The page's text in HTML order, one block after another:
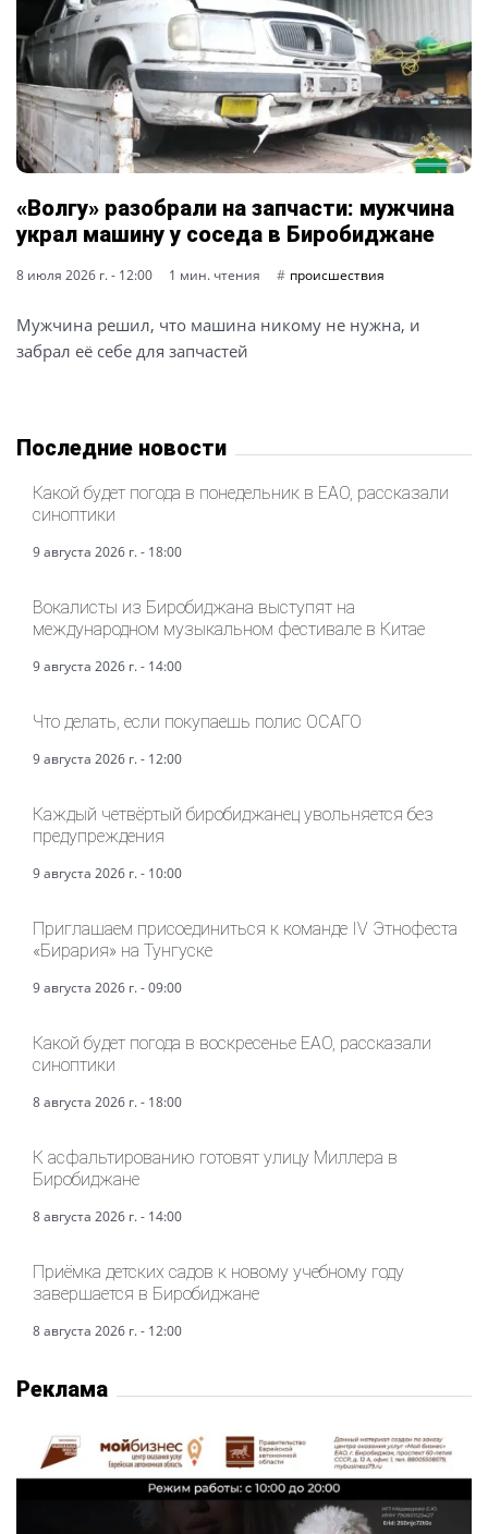
«Волгу» разобрали на запчасти: мужчина
украл машину у соседа в Биробиджане
8 июля 2026 г. - 12:00 1 мин. чтения происшествия
Мужчина решил, что машина никому не нужна, и
забрал её себе для запчастей
Последние новости
Какой будет погода в понедельник в ЕАО, рассказали
синоптики
9 августа 2026 г. - 18:00
Вокалисты из Биробиджана выступят на
международном музыкальном фестивале в Китае
9 августа 2026 г. - 14:00
Что делать, если покупаешь полис ОСАГО
9 августа 2026 г. - 12:00
Каждый четвёртый биробиджанец увольняется без
предупреждения
9 августа 2026 г. - 10:00
Приглашаем присоединиться к команде IV Этнофеста
«Бирария» на Тунгуске
9 августа 2026 г. - 09:00
Какой будет погода в воскресенье ЕАО, рассказали
синоптики
8 августа 2026 г. - 18:00
К асфальтированию готовят улицу Миллера в
Биробиджане
8 августа 2026 г. - 14:00
Приёмка детских садов к новому учебному году
завершается в Биробиджане
8 августа 2026 г. - 12:00
Реклама